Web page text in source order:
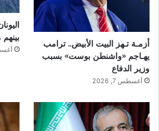
أزمـة تـهز البيت الأبيض.. ترامب
يهـاجم «واشنطن بوست» بسبب
وزير الدفاع
أغسطس 7, 2026
أغسطس